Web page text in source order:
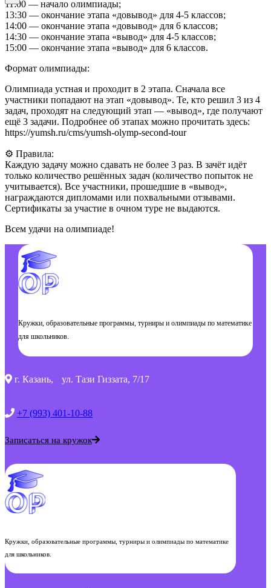
11:00 — начало олимпиады;
13:30 — окончание этапа «довывод» для 4-5 классов;
14:00 — окончание этапа «довывод» для 6 классов;
14:30 — окончание этапа «вывод» для 4-5 классов;
15:00 — окончание этапа «вывод» для 6 классов.
Формат олимпиады:
Олимпиада устная и проходит в 2 этапа. Сначала все
участники попадают на этап «довывод». Те, кто решил 3 из 4
задач, проходят на следующий этап — «вывод», где получают
ещё 3 задачи. Подробнее об этапах можно прочитать здесь:
https://yumsh.ru/cms/yumsh-olymp-second-tour
⚙️ Правила:
Каждую задачу можно сдавать не более 3 раз. В зачёт идёт
только количество решённых задач (количество попыток не
учитывается). Все участники, прошедшие в «вывод»,
награждаются дипломами или похвальными отзывами.
Сертификаты за участие в очном туре не выдаются.
Всем удачи на олимпиаде!
Кружки, образовательные программы, турниры и олимпиады по математике
для школьников.
г. Казань, ул. Тази Гиззата, 7/17
+7 (993) 401-10-88
Записаться на кружок
Кружки, образовательные программы, турниры и олимпиады по математике
для школьников.